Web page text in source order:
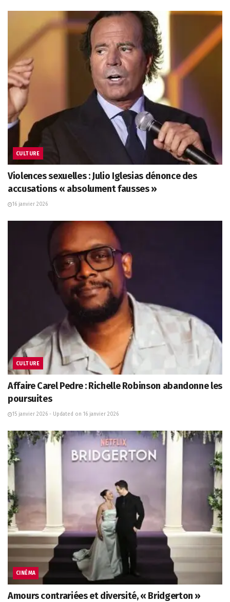
CULTURE
Violences sexuelles : Julio Iglesias dénonce des
accusations « absolument fausses »
16 janvier 2026
CULTURE
Affaire Carel Pedre : Richelle Robinson abandonne les
poursuites
15 janvier 2026 - Updated on 16 janvier 2026
CINÉMA
Amours contrariées et diversité, « Bridgerton »